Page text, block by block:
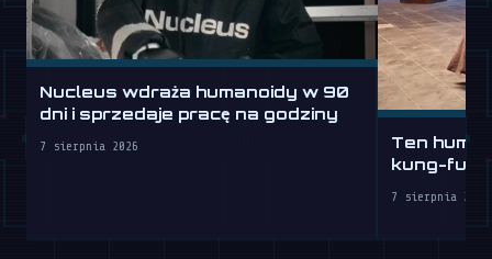
Nucleus wdraża humanoidy w 90
dni i sprzedaje pracę na godziny
7 sierpnia 2026
Ten
kung-fu
7 sierpnia 2026